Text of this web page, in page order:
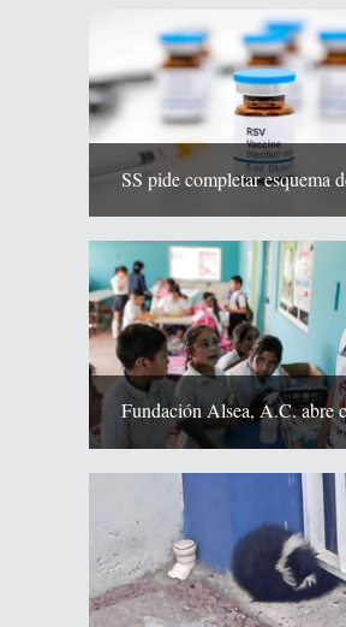
SS pide completar esquema
Fundación Alsea, A.C. abre